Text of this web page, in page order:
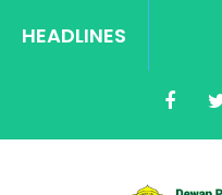
HEADLINES